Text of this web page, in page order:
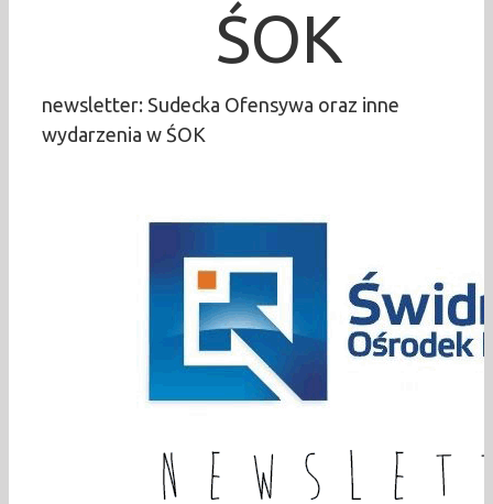
ŚOK
newsletter: Sudecka Ofensywa oraz inne
wydarzenia w ŚOK